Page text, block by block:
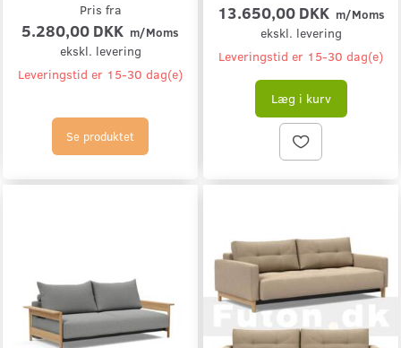
Pris fra
5.280,00 DKK m/Moms
ekskl. levering
Leveringstid er 15-30 dag(e)
Se produktet
13.650,00 DKK m/Moms
ekskl. levering
Leveringstid er 15-30 dag(e)
Læg i kurv